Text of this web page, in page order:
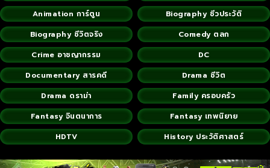
Animation การ์ตูน
Biography ชีวประวัติ
Biography ชีวิตจริง
Comedy ตลก
Crime อาชญากรรม
DC
Documentary สารคดี
Drama ชีวิต
Drama ดราม่า
Family ครอบครัว
Fantasy จินตนาการ
Fantasy เทพนิยาย
HDTV
History ประวัติศาสตร์